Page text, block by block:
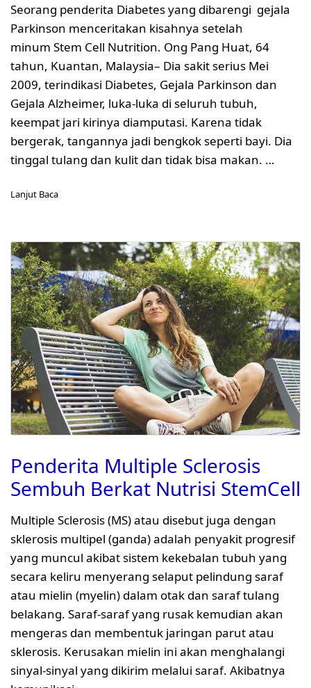
Seorang penderita Diabetes yang dibarengi gejala
Parkinson menceritakan kisahnya setelah
minum Stem Cell Nutrition. Ong Pang Huat, 64
tahun, Kuantan, Malaysia– Dia sakit serius Mei
2009, terindikasi Diabetes, Gejala Parkinson dan
Gejala Alzheimer, luka-luka di seluruh tubuh,
keempat jari kirinya diamputasi. Karena tidak
bergerak, tangannya jadi bengkok seperti bayi. Dia
tinggal tulang dan kulit dan tidak bisa makan. …
Lanjut Baca
Penderita Multiple Sclerosis
Sembuh Berkat Nutrisi StemCell
Multiple Sclerosis (MS) atau disebut juga dengan
sklerosis multipel (ganda) adalah penyakit progresif
yang muncul akibat sistem kekebalan tubuh yang
secara keliru menyerang selaput pelindung saraf
atau mielin (myelin) dalam otak dan saraf tulang
belakang. Saraf-saraf yang rusak kemudian akan
mengeras dan membentuk jaringan parut atau
sklerosis. Kerusakan mielin ini akan menghalangi
sinyal-sinyal yang dikirim melalui saraf. Akibatnya